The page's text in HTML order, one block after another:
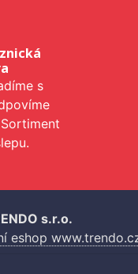
s
s.r.o.
eshop